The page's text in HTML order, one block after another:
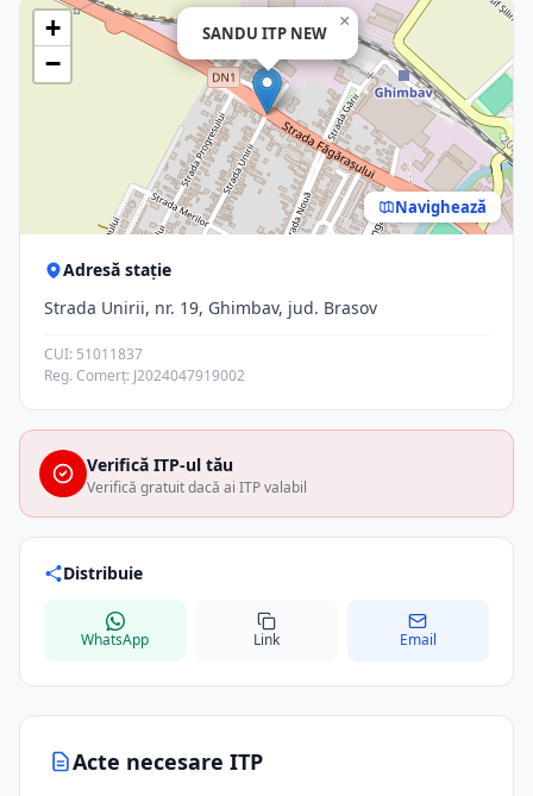
Acte necesare ITP
SANDU ITP NEW
×
+
−
Navighează
Adresă stație
Strada Unirii, nr. 19, Ghimbav, jud. Brasov
CUI: 51011837
Reg. Comerț: J2024047919002
Verifică ITP-ul tău
Verifică gratuit dacă ai ITP valabil
Distribuie
WhatsApp Link Email